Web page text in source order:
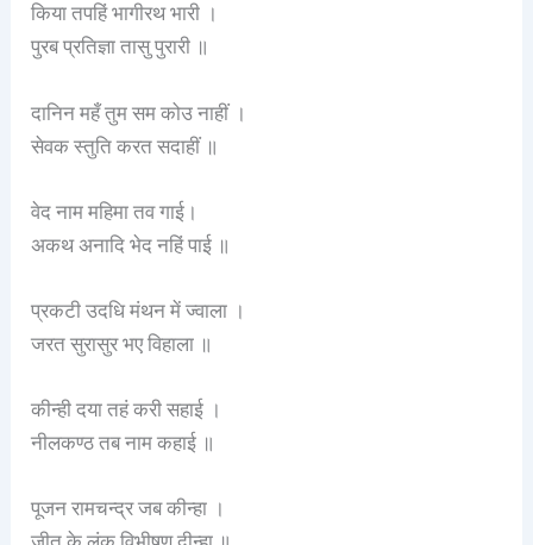
किया तपहिं भागीरथ भारी ।
पुरब प्रतिज्ञा तासु पुरारी ॥
दानिन महँ तुम सम कोउ नाहीं ।
सेवक स्तुति करत सदाहीं ॥
वेद नाम महिमा तव गाई।
अकथ अनादि भेद नहिं पाई ॥
प्रकटी उदधि मंथन में ज्वाला ।
जरत सुरासुर भए विहाला ॥
कीन्ही दया तहं करी सहाई ।
नीलकण्ठ तब नाम कहाई ॥
पूजन रामचन्द्र जब कीन्हा ।